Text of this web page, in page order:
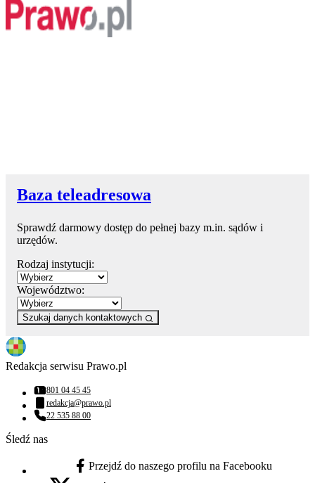
Baza teleadresowa
Sprawdź darmowy dostęp do pełnej bazy m.in. sądów i
urzędów.
Rodzaj instytucji:
Województwo:
Szukaj danych kontaktowych
Redakcja serwisu Prawo.pl
Numer telefonu:
801 04 45 45
Adres email:
redakcja@prawo.pl
Numer telefonu:
22 535 88 00
Śledź nas
facebook - otwiera się w nowej karcie
Przejdź do naszego profilu na Facebooku